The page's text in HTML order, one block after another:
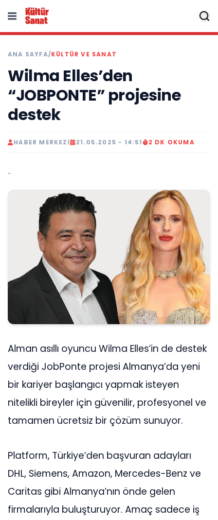
ANA SAYFA/KÜLTÜR VE SANAT
Wilma Elles’den
“JOBPONTE” projesine
destek
HABER MERKEZI 21.05.2025 - 14:51 2 DK OKUMA
..
Alman asıllı oyuncu Wilma Elles’in de destek
verdiği JobPonte projesi Almanya’da yeni
bir kariyer başlangıcı yapmak isteyen
nitelikli bireyler için güvenilir, profesyonel ve
tamamen ücretsiz bir çözüm sunuyor.
Platform, Türkiye’den başvuran adayları
DHL, Siemens, Amazon, Mercedes-Benz ve
Caritas gibi Almanya’nın önde gelen
firmalarıyla buluşturuyor. Amaç sadece iş